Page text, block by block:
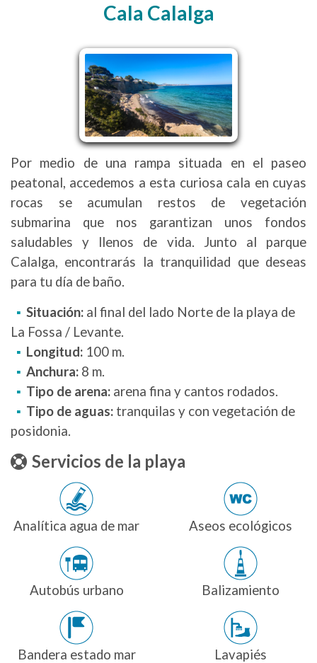
Cala Calalga
Por medio de una rampa situada en el paseo
peatonal, accedemos a esta curiosa cala en cuyas
rocas se acumulan restos de vegetación
submarina que nos garantizan unos fondos
saludables y llenos de vida. Junto al parque
Calalga, encontrarás la tranquilidad que deseas
para tu día de baño.
Situación: al final del lado Norte de la playa de
La Fossa / Levante.
Longitud: 100 m.
Anchura: 8 m.
Tipo de arena: arena fina y cantos rodados.
Tipo de aguas: tranquilas y con vegetación de
posidonia.
Servicios de la playa
Analítica agua de mar Aseos ecológicos
Autobús urbano Balizamiento
Bandera estado mar Lavapiés